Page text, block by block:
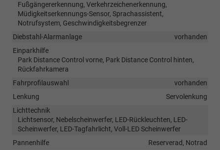
Fußgängererkennung, Verkehrzeichenerkennung,
Müdigkeitserkennungs-Sensor, Sprachassistent,
Notrufsystem, Geschwindigkeitsbegrenzer
Diebstahl-Alarmanlage
vorhanden
Einparkhilfe
Park Distance Control vorne, Park Distance Control hinten,
Rückfahrkamera
Fahrprofilauswahl
vorhanden
Lenkung
Servolenkung
Lichttechnik
Lichtsensor, Nebelscheinwerfer, LED-Rückleuchten, LED-
Scheinwerfer, LED-Tagfahrlicht, Voll-LED Scheinwerfer
Pannenhilfe
Reserverad, Notrad